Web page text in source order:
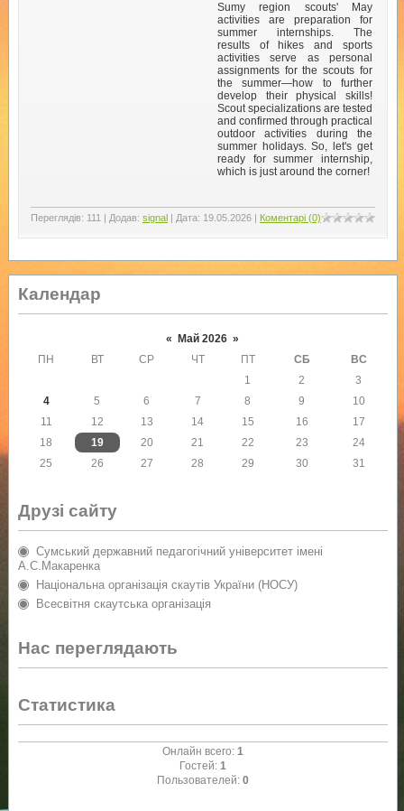
Sumy region scouts' May
activities are preparation for
summer internships. The
results of hikes and sports
activities serve as personal
assignments for the scouts for
the summer—how to further
develop their physical skills!
Scout specializations are tested
and confirmed through practical
outdoor activities during the
summer holidays. So, let's get
ready for summer internship,
which is just around the corner!
Переглядів: 111 | Додав: signal| Дата: 19.05.2026 | Коментарі (0)
Календар
« Май 2026 »
ПН
ВТ СР ЧТ ПТ СБ
ВС
1
2
3
4
5 6 7 8 9
10
11
12 13 14 15 16
17
18
19 20 21 22 23
24
25
26 27 28 29 30 31
Друзі сайту
Сумський державний педагогічний університет імені
А.С.Макаренка
Національна організація скаутів України (НОСУ)
Всесвітня скаутська організація
Нас переглядають
Статистика
Онлайн всего: 1
Гостей: 1
Пользователей: 0